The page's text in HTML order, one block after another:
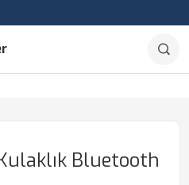
Bluetooth